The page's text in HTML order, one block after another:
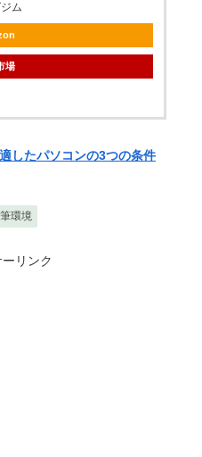
ム
場
したパソコンの3つの条件
環境
リンク